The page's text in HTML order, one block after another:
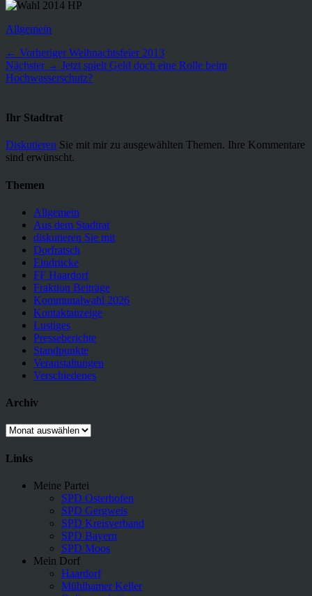
Kategorien
Allgemein
Beitragsnavigation
← Vorheriger Vorheriger
Beitrag:
Weihnachtsfeier 2013
Nächster → Nächster
Beitrag:
Jetzt spielt Geld doch eine Rolle beim
Hochwasserschutz?
Ihr Stadtrat
Diskutieren Sie mit mir zu ausgewählten Themen. Ihre Kommentare
sind erwünscht.
Themen
Allgemein
Aus dem Stadtrat
diskutieren Sie mit
Dorfratsch
Eindrücke
FF Haardorf
Fraktion Beiträge
Kommunalwahl 2026
Kontaktanzeige
Lustiges
Presseberichte
Standpunkte
Veranstaltungen
Verschiedenes
Archiv
Archiv
Links
Meine Partei
SPD Osterhofen
SPD Gergweis
SPD Kreisverband
SPD Bayern
SPD Moos
Mein Dorf
Haardorf
Mühlhamer Keller